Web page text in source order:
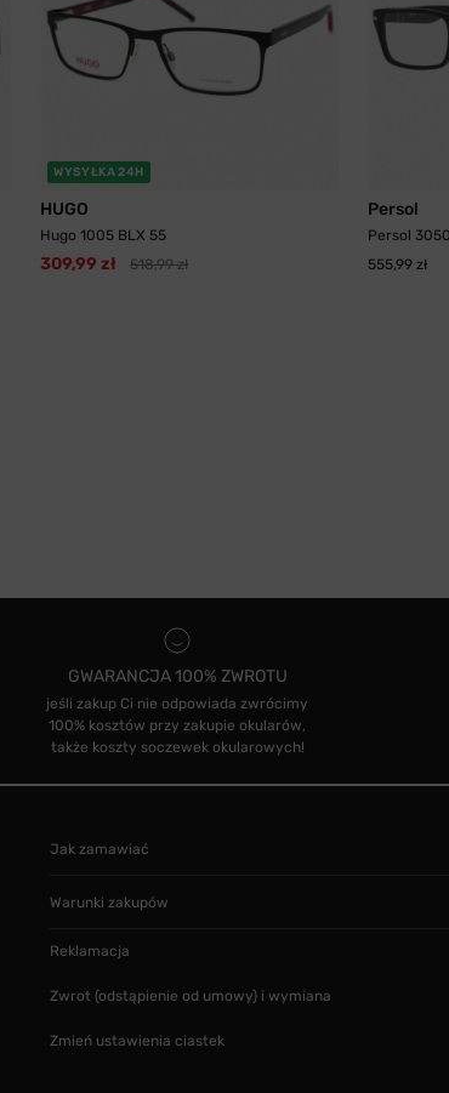
WYSYŁKA 24H
HUGO
Hugo 1005 BLX 55
309,99 zł 518,99 zł
Persol
Persol
555,99 zł
GWARANCJA 100% ZWROTU
jeśli zakup Ci nie odpowiada zwrócimy
100% kosztów przy zakupie okularów,
także koszty soczewek okularowych!
Jak zamawiać
Warunki zakupów
Reklamacja
Zwrot (odstąpienie od umowy) i wymiana
Zmień ustawienia ciastek